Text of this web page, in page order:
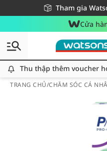
Tham gia
Miễn phí giao
Giao hàng nhanh 24h -
Cửa
Thu thập thêm voucher
TRANG CHỦ/CHĂM SÓC CÁ